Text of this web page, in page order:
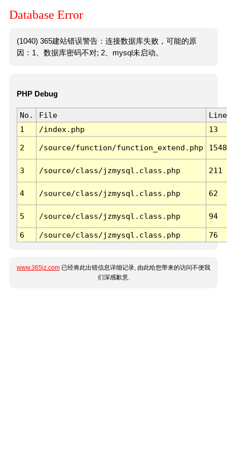
Database Error
(1040) 365建站错误警告：连接数据库失败，可能的原
因：1、数据库密码不对; 2、mysql未启动。
PHP Debug
No. File
Line
1
/index.php 13
2 /source/function/function_extend.php 1548
3 /source/class/jzmysql.class.php 211
4 /source/class/jzmysql.class.php 62
5 /source/class/jzmysql.class.php 94
6 /source/class/jzmysql.class.php 76
www.365jz.com 已经将此出错信息详细记录, 由此给您带来的访问不便我
们深感歉意.